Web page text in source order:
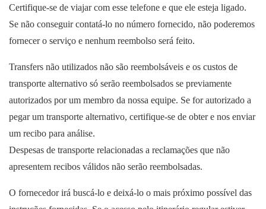
Certifique-se de viajar com esse telefone e que ele esteja ligado.
Se não conseguir contatá-lo no número fornecido, não poderemos
fornecer o serviço e nenhum reembolso será feito.
Transfers não utilizados não são reembolsáveis e os custos de
transporte alternativo só serão reembolsados se previamente
autorizados por um membro da nossa equipe. Se for autorizado a
pegar um transporte alternativo, certifique-se de obter e nos enviar
um recibo para análise.
Despesas de transporte relacionadas a reclamações que não
apresentem recibos válidos não serão reembolsadas.
O fornecedor irá buscá-lo e deixá-lo o mais próximo possível das